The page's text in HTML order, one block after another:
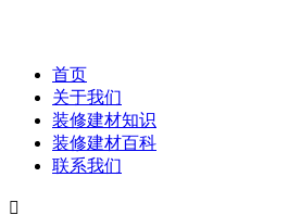
首页
关于我们
装修建材知识
装修建材百科
联系我们
